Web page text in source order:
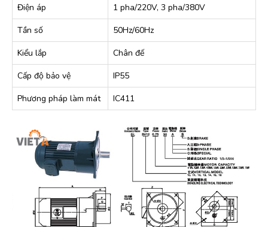
Điện áp
1 pha/220V, 3 pha/380V
Tần số
50Hz/60Hz
Kiểu lắp
Chân đế
Cấp độ bảo vệ
IP55
Phương pháp làm mát
IC411